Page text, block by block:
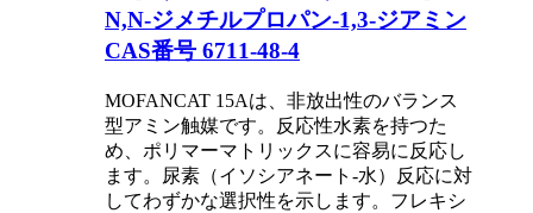
N,N-ジメチルプロパン-1,3-ジアミン
CAS番号 6711-48-4
MOFANCAT 15Aは、非放出性のバランス
型アミン触媒です。反応性水素を持つた
め、ポリマーマトリックスに容易に反応し
ます。尿素（イソシアネート-水）反応に対
してわずかな選択性を示します。フレキシ